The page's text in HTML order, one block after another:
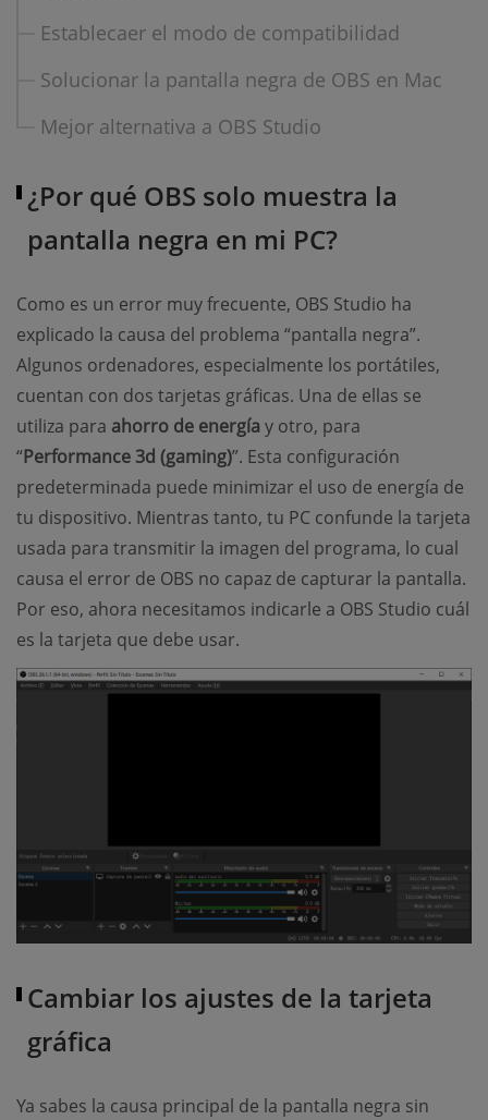
Establecaer el modo de compatibilidad
Solucionar la pantalla negra de OBS en Mac
Mejor alternativa a OBS Studio
¿Por qué OBS solo muestra la
pantalla negra en mi PC?
Como es un error muy frecuente, OBS Studio ha
explicado la causa del problema “pantalla negra”.
Algunos ordenadores, especialmente los portátiles,
cuentan con dos tarjetas gráficas. Una de ellas se
utiliza para ahorro de energía y otro, para
“Performance 3d (gaming)”. Esta configuración
predeterminada puede minimizar el uso de energía de
tu dispositivo. Mientras tanto, tu PC confunde la tarjeta
usada para transmitir la imagen del programa, lo cual
causa el error de OBS no capaz de capturar la pantalla.
Por eso, ahora necesitamos indicarle a OBS Studio cuál
es la tarjeta que debe usar.
Cambiar los ajustes de la tarjeta
gráfica
Ya sabes la causa principal de la pantalla negra sin